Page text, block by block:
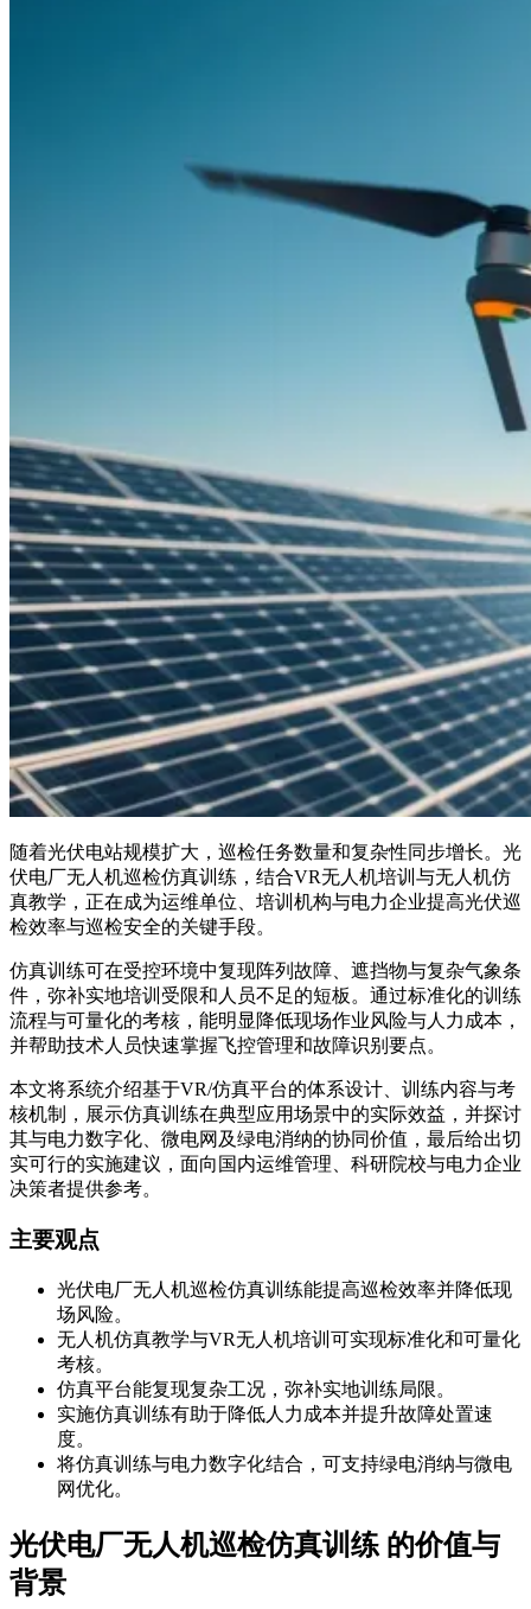
随着光伏电站规模扩大，巡检任务数量和复杂性同步增长。光
伏电厂无人机巡检仿真训练，结合VR无人机培训与无人机仿
真教学，正在成为运维单位、培训机构与电力企业提高光伏巡
检效率与巡检安全的关键手段。
仿真训练可在受控环境中复现阵列故障、遮挡物与复杂气象条
件，弥补实地培训受限和人员不足的短板。通过标准化的训练
流程与可量化的考核，能明显降低现场作业风险与人力成本，
并帮助技术人员快速掌握飞控管理和故障识别要点。
本文将系统介绍基于VR/仿真平台的体系设计、训练内容与考
核机制，展示仿真训练在典型应用场景中的实际效益，并探讨
其与电力数字化、微电网及绿电消纳的协同价值，最后给出切
实可行的实施建议，面向国内运维管理、科研院校与电力企业
决策者提供参考。
主要观点
光伏电厂无人机巡检仿真训练能提高巡检效率并降低现
场风险。
无人机仿真教学与VR无人机培训可实现标准化和可量化
考核。
仿真平台能复现复杂工况，弥补实地训练局限。
实施仿真训练有助于降低人力成本并提升故障处置速
度。
将仿真训练与电力数字化结合，可支持绿电消纳与微电
网优化。
光伏电厂无人机巡检仿真训练 的价值与
背景